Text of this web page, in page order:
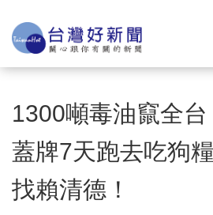
1300噸毒油竄全
蓋牌7天跑去吃狗
找賴清德！